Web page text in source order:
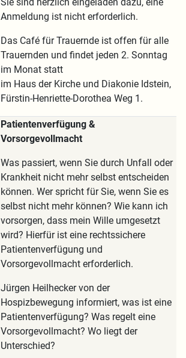
Sie sind herzlich eingeladen dazu, eine
Anmeldung ist nicht erforderlich.
Das Café für Trauernde ist offen für alle
Trauernden und findet jeden 2. Sonntag
im Monat statt
im Haus der Kirche und Diakonie Idstein,
Fürstin-Henriette-Dorothea Weg 1.
Patientenverfügung &
Vorsorgevollmacht
Was passiert, wenn Sie durch Unfall oder
Krankheit nicht mehr selbst entscheiden
können. Wer spricht für Sie, wenn Sie es
selbst nicht mehr können? Wie kann ich
vorsorgen, dass mein Wille umgesetzt
wird? Hierfür ist eine rechtssichere
Patientenverfügung und
Vorsorgevollmacht erforderlich.
Jürgen Heilhecker von der
Hospizbewegung informiert, was ist eine
Patientenverfügung? Was regelt eine
Vorsorgevollmacht? Wo liegt der
Unterschied?